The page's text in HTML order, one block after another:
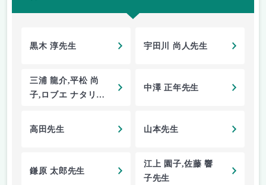
黒木 淳先生 宇田川 尚人先生
三浦 龍介,平松 尚
子,ロブエ ナタリー
中澤 正年先生
高田先生 山本先生
鎌原 太郎先生
江上 園子,佐藤 響
子先生